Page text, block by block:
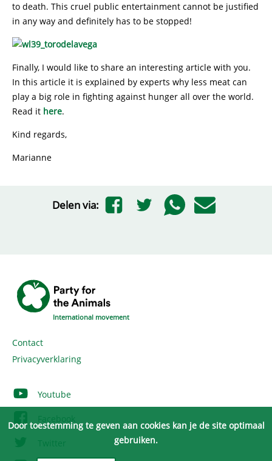
to death. This cruel public entertainment cannot be justified
in any way and definitely has to be stopped!
Finally, I would like to share an interesting article with you.
In this article it is explained by experts why less meat can
play a big role in fighting against hunger all over the world.
Read it here.
Kind regards,
Marianne
Delen via:
International movement
Contact
Privacyverklaring
Youtube
Facebook
Twitter
Door toestemming te geven aan cookies kan je de site optimaal
gebruiken.